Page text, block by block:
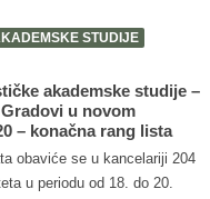
STUDIJE
akademske studije –
u novom
– konačna rang lista
obaviće se u kancelariji 204
u periodu od 18. do 20.